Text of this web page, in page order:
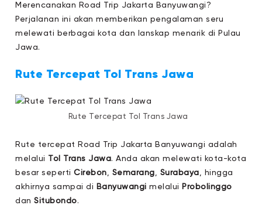
Merencanakan Road Trip Jakarta Banyuwangi ?
Perjalanan ini akan memberikan pengalaman seru
melewati berbagai kota dan lanskap menarik di Pulau
Jawa.
Rute Tercepat Tol Trans Jawa
Rute Tercepat Tol Trans Jawa
Rute tercepat Road Trip Jakarta Banyuwangi adalah
melalui Tol Trans Jawa. Anda akan melewati kota-kota
besar sepertiCirebon, Semarang, Surabaya, hingga
akhirnya sampai di Banyuwangi melalui Probolinggo
danSitubondo.